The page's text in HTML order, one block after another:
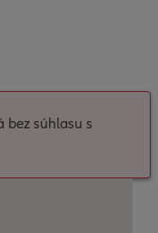
bez súhlasu s